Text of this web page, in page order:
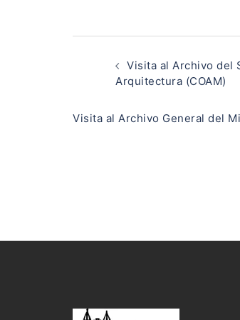
Navegación
entradas
Visita al Archivo del
Arquitectura (COAM)
Visita al Archivo General del